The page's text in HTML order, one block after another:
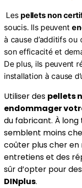
Les pellets non
soucis. Ils peuvent
à cause d’additifs ou
son efficacité et
De plus, ils peuvent
installation à cause
Utiliser des pellets
endommager
du fabricant. À
semblent moins
coûter plus cher en
entretiens et des
sûr d’opter pour des
DINplus.